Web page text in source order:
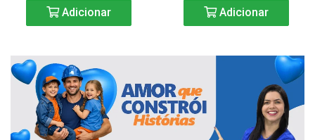
Adicionar Adicionar